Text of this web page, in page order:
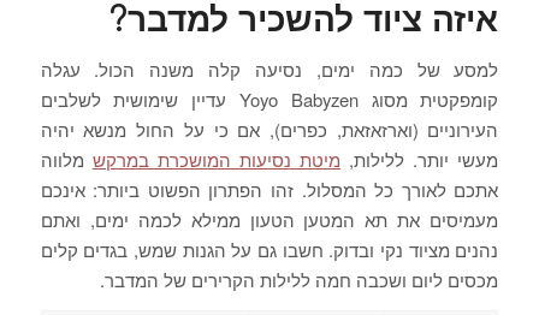
איזה ציוד להשכיר למדבר?
למסע של כמה ימים, נסיעה קלה משנה הכול. עגלה
קומפקטית מסוג Yoyo Babyzen עדיין שימושית לשלבים
העירוניים (וארזאזאת, כפרים), אם כי על החול מנשא יהיה
מעשי יותר. ללילות, מיטת נסיעות המושכרת במרקש מלווה
אתכם לאורך כל המסלול. זהו הפתרון הפשוט ביותר: אינכם
מעמיסים את תא המטען הטעון ממילא לכמה ימים, ואתם
נהנים מציוד נקי ובדוק. חשבו גם על הגנות שמש, בגדים קלים
מכסים ליום ושכבה חמה ללילות הקרירים של המדבר.